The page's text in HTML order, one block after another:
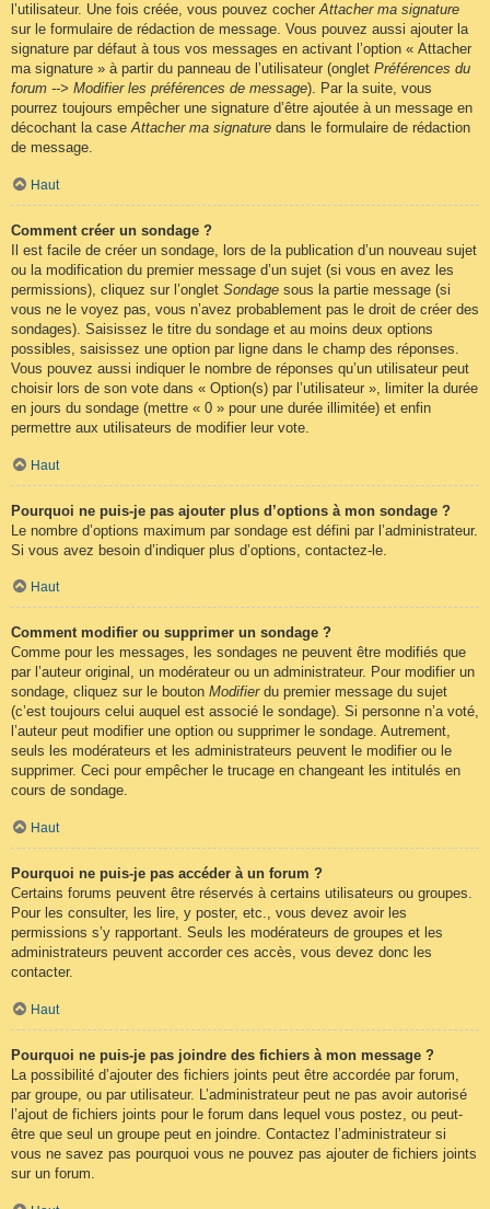
l’utilisateur. Une fois créée, vous pouvez cocherAttacher ma signature
sur le formulaire de rédaction de message. Vous pouvez aussi ajouter la
signature par défaut à tous vos messages en activant l’option « Attacher
ma signature » à partir du panneau de l’utilisateur (onglet Préférences du
forum --> Modifier les préférences de message). Par la suite, vous
pourrez toujours empêcher une signature d’être ajoutée à un message en
décochant la caseAttacher ma signature dans le formulaire de rédaction
de message.
Haut
Comment créer un sondage ?
Il est facile de créer un sondage, lors de la publication d’un nouveau sujet
ou la modification du premier message d’un sujet (si vous en avez les
permissions), cliquez sur l’onglet Sondage sous la partie message (si
vous ne le voyez pas, vous n’avez probablement pas le droit de créer des
sondages). Saisissez le titre du sondage et au moins deux options
possibles, saisissez une option par ligne dans le champ des réponses.
Vous pouvez aussi indiquer le nombre de réponses qu’un utilisateur peut
choisir lors de son vote dans « Option(s) par l’utilisateur », limiter la durée
en jours du sondage (mettre « 0 » pour une durée illimitée) et enfin
permettre aux utilisateurs de modifier leur vote.
Haut
Pourquoi ne puis-je pas ajouter plus d’options à mon sondage ?
Le nombre d’options maximum par sondage est défini par l’administrateur.
Si vous avez besoin d’indiquer plus d’options, contactez-le.
Haut
Comment modifier ou supprimer un sondage ?
Comme pour les messages, les sondages ne peuvent être modifiés que
par l’auteur original, un modérateur ou un administrateur. Pour modifier un
sondage, cliquez sur le bouton Modifierdu premier message du sujet
(c’est toujours celui auquel est associé le sondage). Si personne n’a voté,
l’auteur peut modifier une option ou supprimer le sondage. Autrement,
seuls les modérateurs et les administrateurs peuvent le modifier ou le
supprimer. Ceci pour empêcher le trucage en changeant les intitulés en
cours de sondage.
Haut
Pourquoi ne puis-je pas accéder à un forum ?
Certains forums peuvent être réservés à certains utilisateurs ou groupes.
Pour les consulter, les lire, y poster, etc., vous devez avoir les
permissions s’y rapportant. Seuls les modérateurs de groupes et les
administrateurs peuvent accorder ces accès, vous devez donc les
contacter.
Haut
Pourquoi ne puis-je pas joindre des fichiers à mon message ?
La possibilité d’ajouter des fichiers joints peut être accordée par forum,
par groupe, ou par utilisateur. L’administrateur peut ne pas avoir autorisé
l’ajout de fichiers joints pour le forum dans lequel vous postez, ou peut-
être que seul un groupe peut en joindre. Contactez l’administrateur si
vous ne savez pas pourquoi vous ne pouvez pas ajouter de fichiers joints
sur un forum.